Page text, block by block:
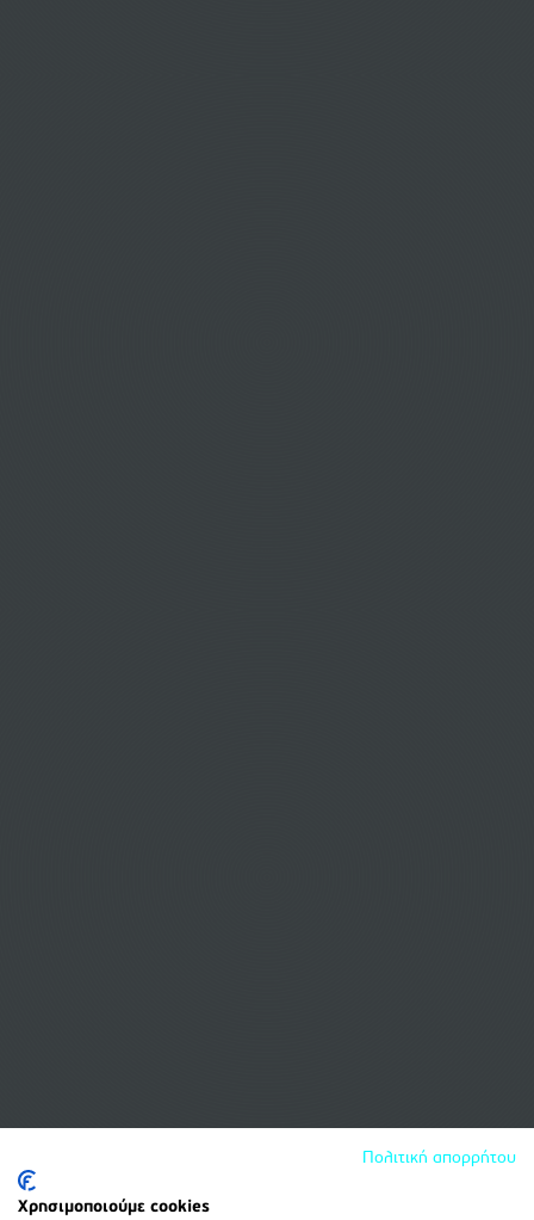
Πολιτική απορρήτου
Χρησιμοποιούμε cookies